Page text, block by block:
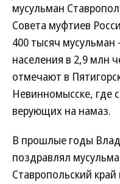
мусульман
Совета муфтиев
400 тысяч
населения в 2,9 млн
отмечают в
Невинномысске, где
верующих на намаз.
В прошлые годы
поздравлял
Ставропольский